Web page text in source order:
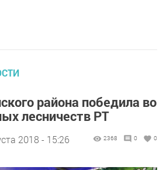
района победила во
лесничеств РТ
2018 - 15:26 2368 0 0